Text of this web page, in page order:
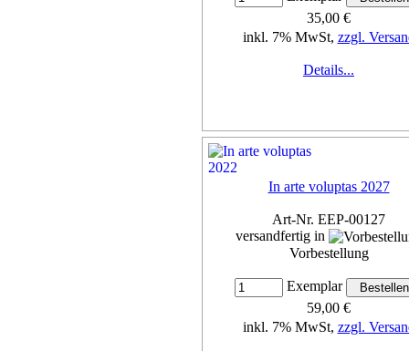
35,00 €
inkl. 7% MwSt, zzgl.
Details...
In arte voluptas 2027
Art-Nr. EEP-00127
versandfertig in
Vorbestellung
Exemplar
59,00 €
inkl. 7% MwSt, zzgl.